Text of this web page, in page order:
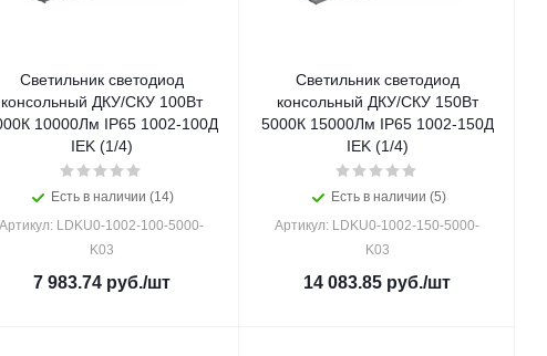
Светильник светодиод
консольный ДКУ/СКУ 100Вт
10000Лм IP65 1002-100Д
IEK (1/4)
Есть в наличии (14)
Артикул: LDKU0-1002-100-5000-
K03
7 983.74руб./шт
Светильник светодиод
консольный ДКУ/СКУ 150Вт
5000К 15000Лм IP65 1002-150Д
IEK (1/4)
Есть в наличии (5)
Артикул: LDKU0-1002-150-5000-
K03
14 083.85 руб./шт